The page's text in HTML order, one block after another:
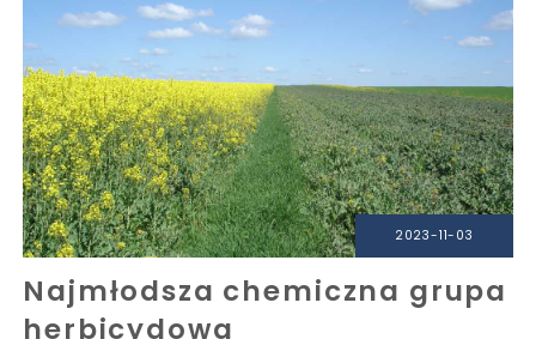
2023-11-03
Najmłodsza chemiczna grupa
herbicydowa